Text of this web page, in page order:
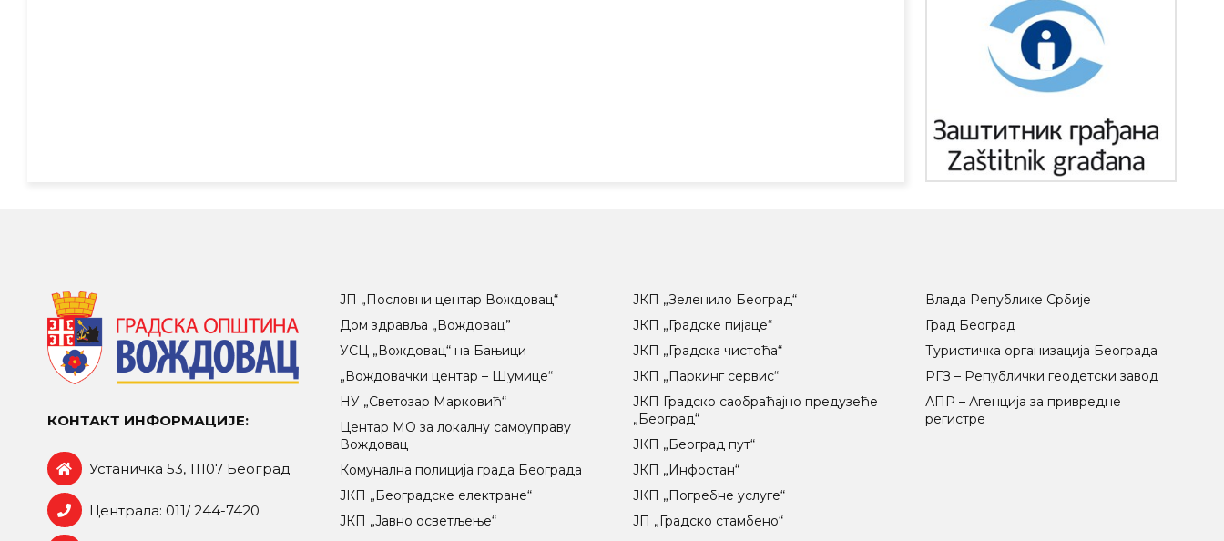
КОНТАКТ ИНФОРМАЦИЈЕ:
Устаничка 53, 11107 Београд
Централа: 011/ 244-7420
ЈП „Пословни центар Вождовац“
Дом здравља „Вождовац”
УСЦ „Вождовац“ на Бањици
„Вождовачки центар – Шумице“
НУ „Светозар Марковић“
Центар МO за локалну самоуправу
Вождовац
Комунална полиција града Београда
ЈКП „Београдске електране“
ЈКП „Јавно осветљење“
ЈКП „Зеленило Београд“
ЈКП „Градске пијаце“
ЈКП „Градска чистоћа“
ЈКП „Паркинг сервис“
ЈКП Градско саобраћајно предузеће
„Београд“
ЈКП „Београд пут“
ЈКП „Инфостан“
ЈКП „Погребне услуге“
ЈП „Градско стамбено“
Влада Републике Србије
Град Београд
Туристичка организација Београда
РГЗ – Републички геодетски завод
АПР – Агенција за привредне
регистре